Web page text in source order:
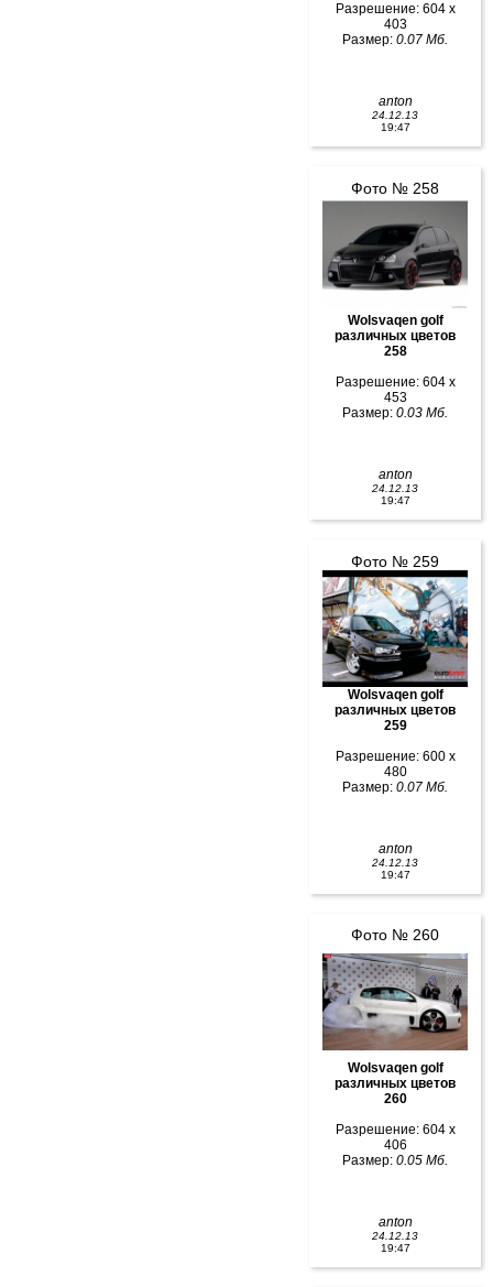
Разрешение: 604 x
403
Размер: 0.07 Мб.
anton
24.12.13
19:47
Фото № 258
Wolsvaqen golf
различных цветов
258
Разрешение: 604 x
453
Размер: 0.03 Мб.
anton
24.12.13
19:47
Фото № 259
Wolsvaqen golf
различных цветов
259
Разрешение: 600 x
480
Размер: 0.07 Мб.
anton
24.12.13
19:47
Фото № 260
Wolsvaqen golf
различных цветов
260
Разрешение: 604 x
406
Размер: 0.05 Мб.
anton
24.12.13
19:47